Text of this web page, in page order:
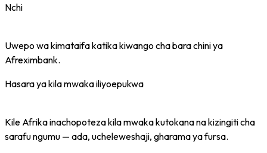
Nchi
Uwepo wa kimataifa katika kiwango cha bara chini ya
Afreximbank.
Hasara ya kila mwaka iliyoepukwa
Kile Afrika inachopoteza kila mwaka kutokana na kizingiti cha
sarafu ngumu — ada, ucheleweshaji, gharama ya fursa.